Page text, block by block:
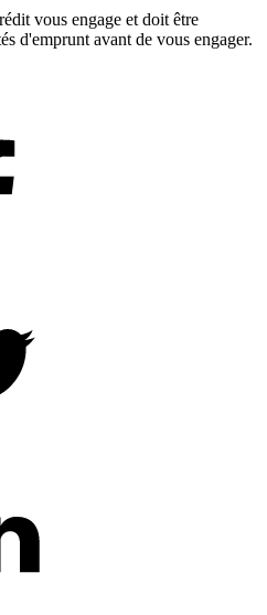
vous engage et doit être
d'emprunt avant de vous engager.